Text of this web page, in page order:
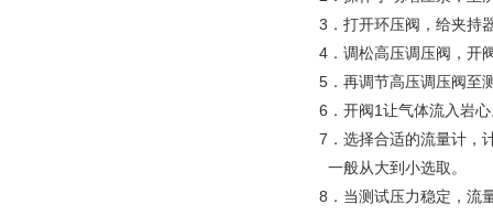
3．打开环压阀，给夹持
4．调松高压调压阀，开
5．再调节高压调压阀至
6．开阀1让气体流入岩
7．选择合适的流量计，
一般从大到小选取。
8．当测试压力稳定，流